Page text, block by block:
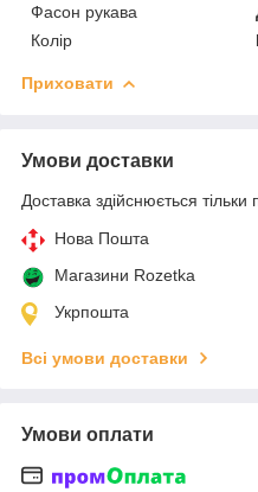
Фасон рукава
Колір
Приховати
Умови доставки
Доставка здійснюється тільки
Нова Пошта
Магазини Rozetka
Укрпошта
Всі умови доставки
Умови оплати